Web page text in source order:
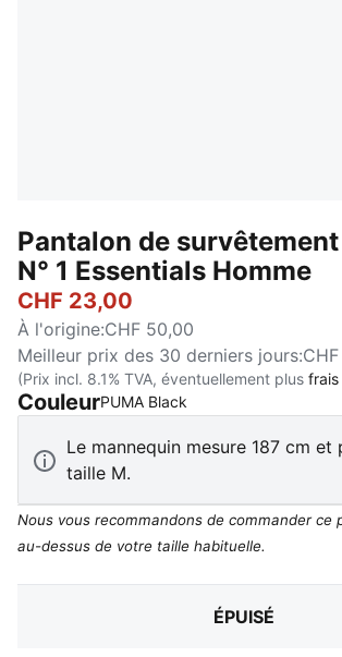
Pantalon de
N° 1 Essentials Homme
CHF 23,00
À l'origine:CHF 50,00
Meilleur prix des 30 derniers jours:
(Prix incl. 8.1% TVA, éventuellement plus frais
CouleurPUMA Black
Le mannequin mesure 187 cm et
taille M.
Nous vous recommandons de commander ce
au-dessus de votre taille habituelle.
ÉPUISÉ